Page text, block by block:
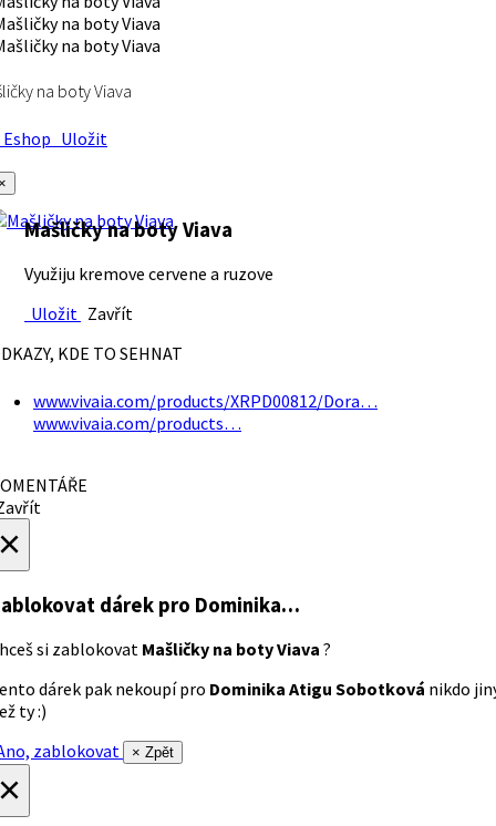
na boty Viava
Uložit
Mašličky na boty Viava
Využiju kremove cervene a ruzove
Uložit Zavřít
KDE TO SEHNAT
www.vivaia.com/products/XRPD00812/Dora…
www.vivaia.com/products…
dárek pro Dominika…
si zablokovat Mašličky na boty Viava ?
dárek pak nekoupí pro Dominika Atigu Sobotková nikdo
ty :)
zablokovat
× Zpět